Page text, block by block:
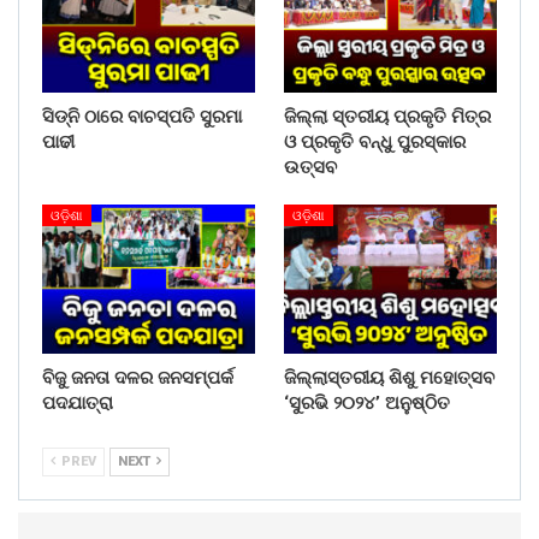
କରିବା ପାଇଁ ଉପଦେଷ୍ଟା ନିଯୁକ୍ତି ପାଇଁ ଘୋଷଣା କରିଥିଲେ ।
Share on:
WhatsApp
ସିଡ୍‌ନି ଠାରେ ବାଚସ୍ପତି ସୁରମା
ପାଢୀ
ଜିଲ୍ଲା ସ୍ତରୀୟ ପ୍ରକୃତି ମିତ୍ର
ଓ ପ୍ରକୃତି ବନ୍ଧୁ ପୁରସ୍କାର
ଉତ୍ସବ
ଓଡ଼ିଶା
ବିଜୁ ଜନତା ଦଳର ଜନସମ୍ପର୍କ
ପଦଯାତ୍ରା
ଓଡ଼ିଶା
ଜିଲ୍ଲାସ୍ତରୀୟ ଶିଶୁ ମହୋତ୍ସବ
‘ସୁରଭି ୨୦୨୪’ ଅନୁଷ୍ଠିତ
PREV NEXT